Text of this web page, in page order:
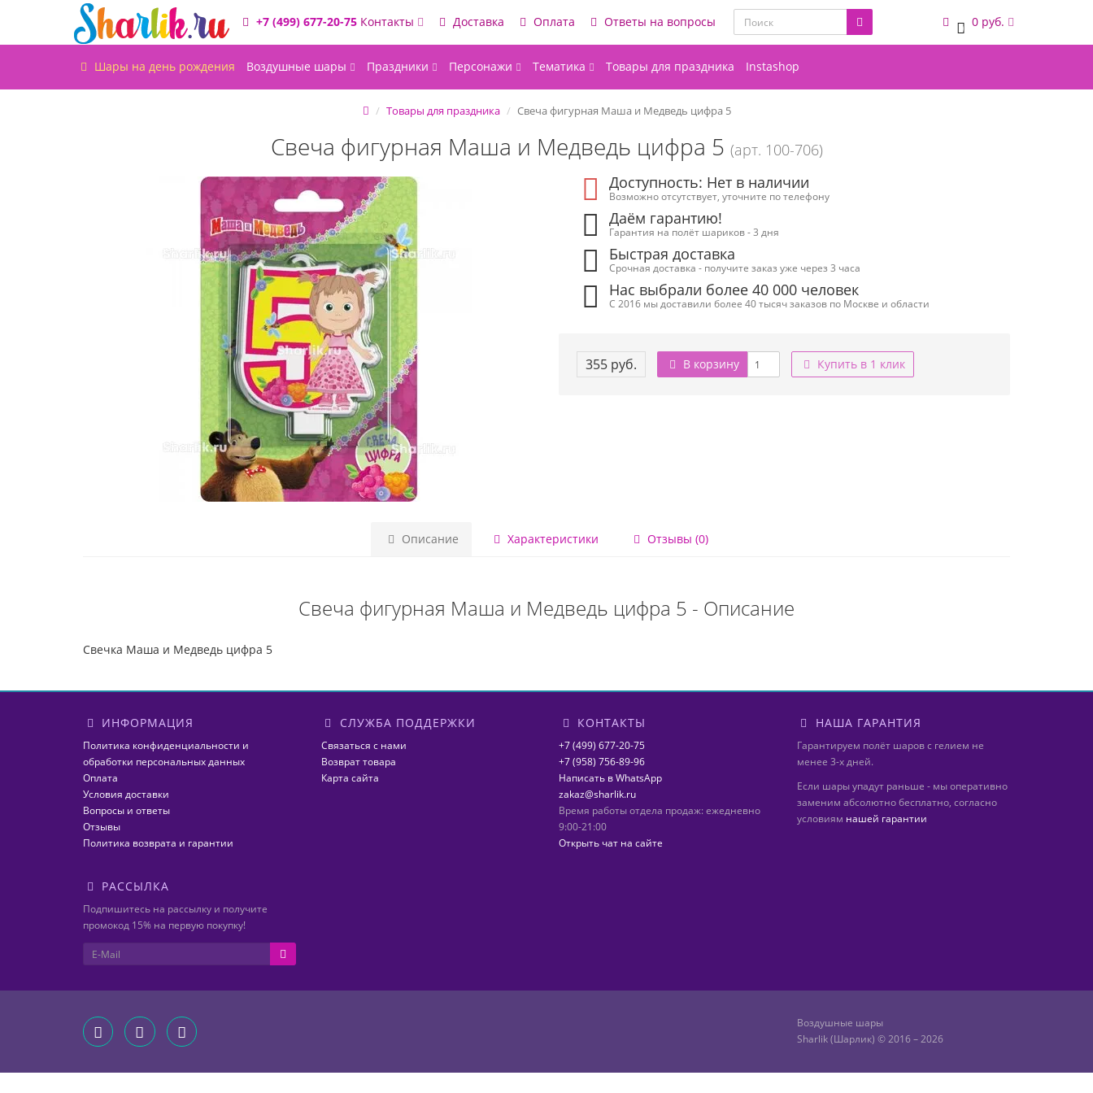
+7 (499) 677-20-75 Контакты Доставка Оплата Ответы на вопросы 0 0 руб.
Шары на день рождения Воздушные шары Праздники Персонажи Тематика Товары для праздника Instashop
Товары для праздника Свеча фигурная Маша и Медведь цифра 5
Свеча фигурная Маша и Медведь цифра 5 (арт. 100-706)
Доступность: Нет в наличии
Возможно отсутствует, уточните по телефону
Даём гарантию!
Гарантия на полёт шариков - 3 дня
Быстрая доставка
Срочная доставка - получите заказ уже через 3 часа
Нас выбрали более 40 000 человек
С 2016 мы доставили более 40 тысяч заказов по Москве и области
355 руб. В корзину Купить в 1 клик
Описание Характеристики Отзывы (0)
Свеча фигурная Маша и Медведь цифра 5 - Описание
Свечка Маша и Медведь цифра 5
ИНФОРМАЦИЯ
Политика конфиденциальности и
обработки персональных данных
Оплата
Условия доставки
Вопросы и ответы
Отзывы
Политика возврата и гарантии
СЛУЖБА ПОДДЕРЖКИ
Связаться с нами
Возврат товара
Карта сайта
КОНТАКТЫ
+7 (499) 677-20-75
+7 (958) 756-89-96
Написать в WhatsApp
zakaz@sharlik.ru
Время работы отдела продаж: ежедневно
9:00-21:00
Открыть чат на сайте
НАША ГАРАНТИЯ
Гарантируем полёт шаров с гелием не
менее 3-х дней.
Если шары упадут раньше - мы оперативно
заменим абсолютно бесплатно, согласно
условиям нашей гарантии
РАССЫЛКА
Подпишитесь на рассылку и получите
промокод 15% на первую покупку!
Воздушные шары
Sharlik (Шарлик) © 2016 – 2026